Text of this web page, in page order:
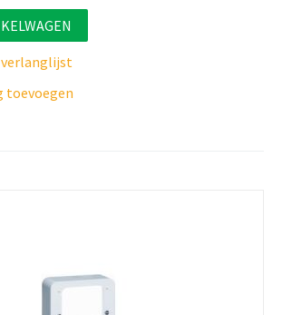
verlanglijst
toevoegen